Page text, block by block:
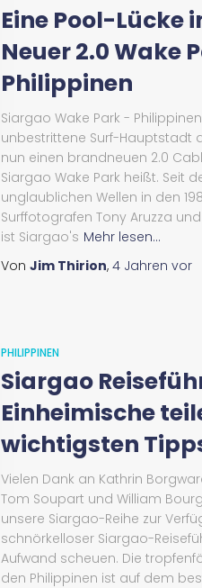
Eine Pool-Lücke
Neuer 2.0 Wake
Philippinen
Siargao Wake Park -
unbestrittene Surf-Hauptstadt
nun einen brandneuen 2.0
Siargao Wake Park heißt. Seit
unglaublichen Wellen in den
Surffotografen Tony Aruzza
ist Siargao's Mehr lesen...
Von Jim Thirion, 4 Jahren vor
PHILIPPINEN
Siargao
Einheimische
wichtigsten
Vielen Dank an Kathrin
Tom Soupart und William
unsere Siargao-Reihe zur
schnörkelloser Siargao-
Aufwand scheuen. Die
den Philippinen ist auf dem